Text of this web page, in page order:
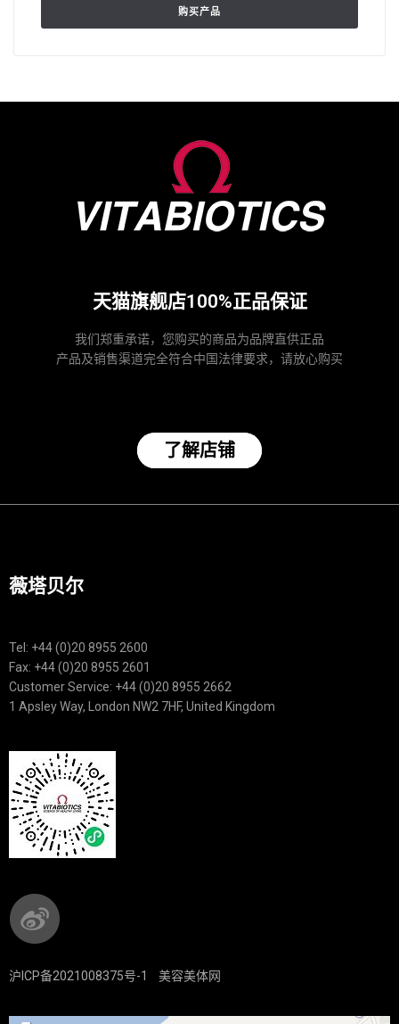
购买产品
天猫旗舰店100%正品保证
我们郑重承诺，您购买的商品为品牌直供正品
产品及销售渠道完全符合中国法律要求，请放心购买
了解店铺
薇塔贝尔
Tel: +44 (0)20 8955 2600
Fax: +44 (0)20 8955 2601
Customer Service: +44 (0)20 8955 2662
1 Apsley Way, London NW2 7HF, United Kingdom
沪ICP备2021008375号-1 美容美体网